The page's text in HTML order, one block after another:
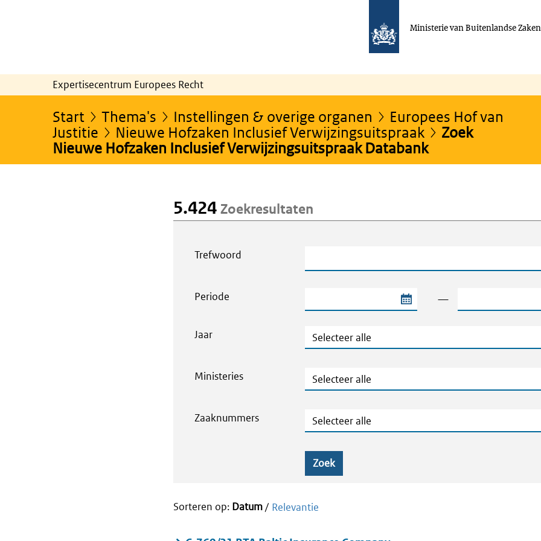
Ministerie van Buitenlandse Zaken
Expertisecentrum Europees Recht
Start Thema's Instellingen & overige organen
Europees Hof van
Justitie
Nieuwe Hofzaken Inclusief Verwijzingsuitspraak
Zoek
Nieuwe Hofzaken Inclusief Verwijzingsuitspraak Databank
5.424 Zoekresultaten
Trefwoord
Periode Begindatum van de periode — Einddatum van de
Jaar Jaar
Ministeries Ministeries
Zaaknummers Zaaknummers
Zoek
Sorteren op: Datum/ Relevantie